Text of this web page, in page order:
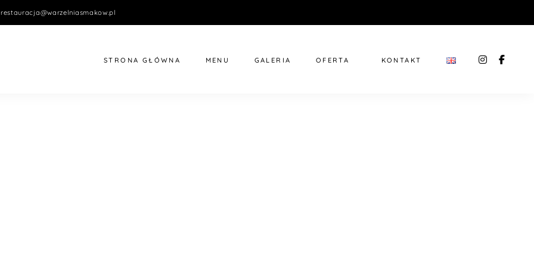
restauracja@warzelniasmakow.pl
STRONA GŁÓWNA MENU GALERIA OFERTA KONTAKT